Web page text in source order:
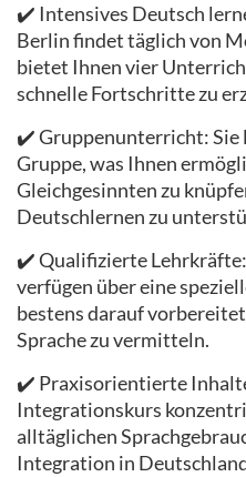
✔️ Intensives Deutsch
Berlin findet täglich von
bietet Ihnen vier
schnelle Fortschritte zu
✔️ Gruppenunterricht: Sie
Gruppe, was Ihnen
Gleichgesinnten zu
Deutschlernen zu
✔️ Qualifizierte
verfügen über eine
bestens darauf
Sprache zu vermitteln.
✔️ Praxisorientierte
Integrationskurs
alltäglichen
Integration in